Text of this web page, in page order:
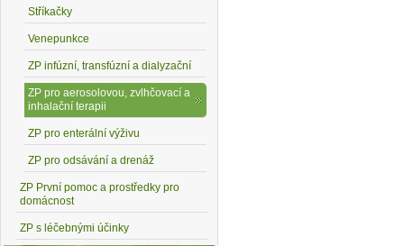
Stříkačky
Venepunkce
ZP infúzní, transfúzní a dialyzační
ZP pro aerosolovou, zvlhčovací a
inhalační terapii
ZP pro enterální výživu
ZP pro odsávání a drenáž
ZP První pomoc a prostředky pro
domácnost
ZP s léčebnými účinky